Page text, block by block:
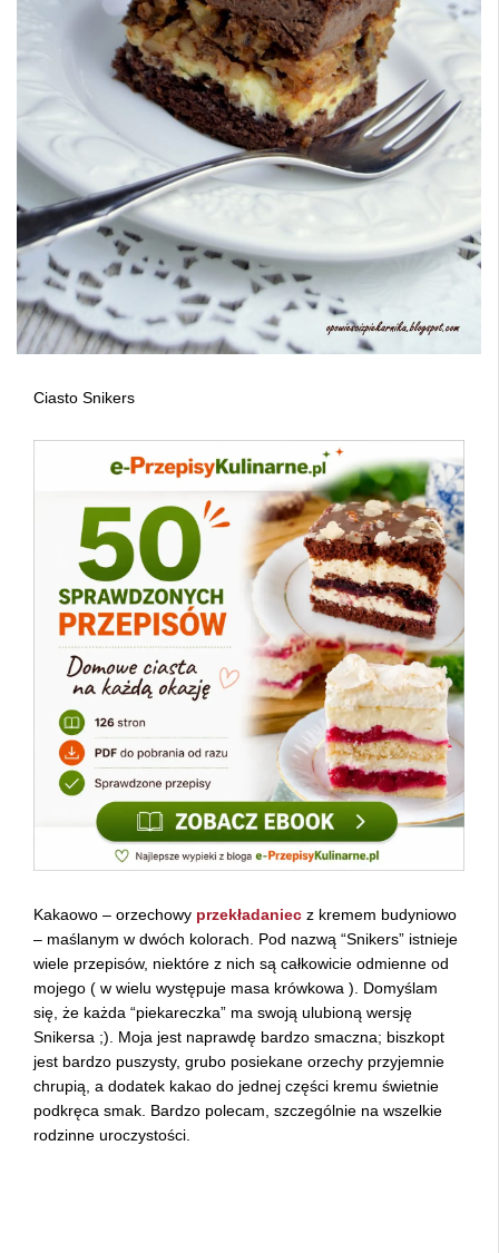
Ciasto Snikers
Kakaowo – orzechowy przekładaniec z kremem budyniowo
– maślanym w dwóch kolorach. Pod nazwą “Snikers” istnieje
wiele przepisów, niektóre z nich są całkowicie odmienne od
mojego ( w wielu występuje masa krówkowa ). Domyślam
się, że każda “piekareczka” ma swoją ulubioną wersję
Snikersa ;). Moja jest naprawdę bardzo smaczna; biszkopt
jest bardzo puszysty, grubo posiekane orzechy przyjemnie
chrupią, a dodatek kakao do jednej części kremu świetnie
podkręca smak. Bardzo polecam, szczególnie na wszelkie
rodzinne uroczystości.